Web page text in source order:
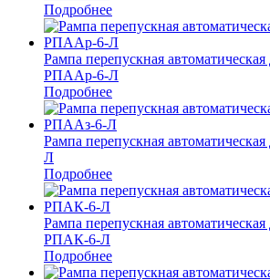
Подробнее
Рампа перепускная автоматическая
РПААр-6-Л
Подробнее
Рампа перепускная
Л
Подробнее
Рампа перепускная автоматическая
РПАК-6-Л
Подробнее